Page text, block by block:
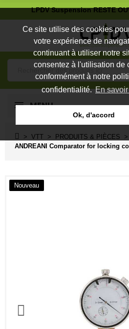
Ce site utilise des cookies
votre expérience de
continuant à utiliser notre
consentez à l'utilisation de
conformément à notre
confidentialité.En
Ok, d'accord
LPDV Suspension RESTE
MENU
VTT PRODUITS & PIÈCES
ANDREANI Comparator for locking
Nouveau